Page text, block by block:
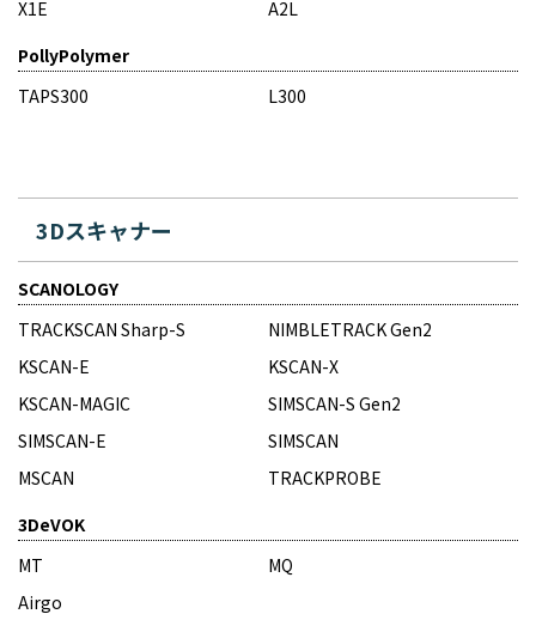
X1E
A2L
PollyPolymer
TAPS300
L300
3Dスキャナー
SCANOLOGY
TRACKSCAN Sharp-S
NIMBLETRACK Gen2
KSCAN-E
KSCAN-X
KSCAN-MAGIC
SIMSCAN-S Gen2
SIMSCAN-E
SIMSCAN
MSCAN
TRACKPROBE
3DeVOK
MT
MQ
Airgo